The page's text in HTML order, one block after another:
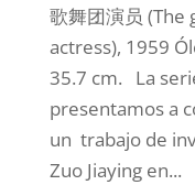
歌舞团演员 (The
actress), 1959
35.7 cm. La
presentamos a
un trabajo de
Zuo Jiaying en...